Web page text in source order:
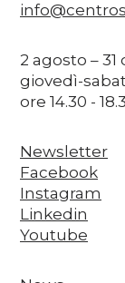
2 agosto –
giovedì-
ore 14.30 -
Newsletter
Facebook
Instagram
Linkedin
Youtube